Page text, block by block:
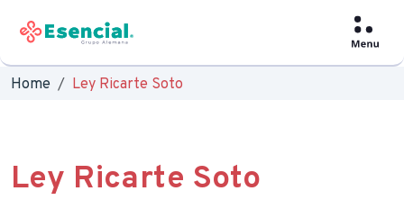
Home Ley Ricarte Soto
Ley Ricarte Soto